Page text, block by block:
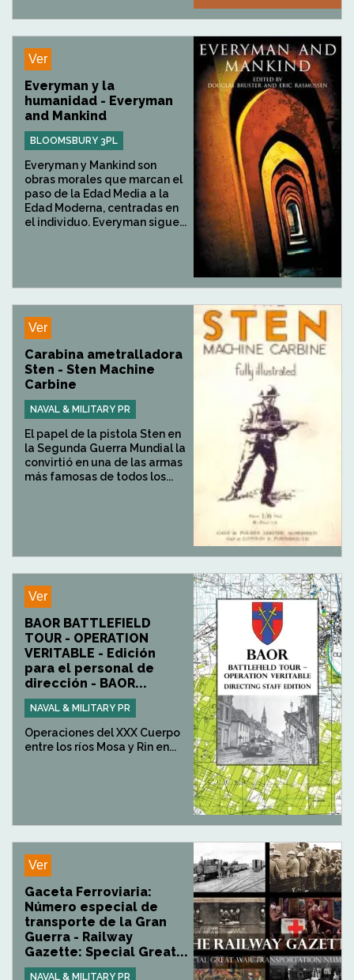
Ver
Everyman y la
humanidad - Everyman
and Mankind
BLOOMSBURY 3PL
Everyman y Mankind son
obras morales que marcan el
paso de la Edad Media a la
Edad Moderna, centradas en
el individuo. Everyman sigue...
Ver
Carabina ametralladora
Sten - Sten Machine
Carbine
NAVAL & MILITARY PR
El papel de la pistola Sten en
la Segunda Guerra Mundial la
convirtió en una de las armas
más famosas de todos los...
Ver
BAOR BATTLEFIELD
TOUR - OPERATION
VERITABLE - Edición
para el personal de
dirección - BAOR...
NAVAL & MILITARY PR
Operaciones del XXX Cuerpo
entre los ríos Mosa y Rin en...
Ver
Gaceta Ferroviaria:
Número especial de
transporte de la Gran
Guerra - Railway
Gazette: Special Great...
NAVAL & MILITARY PR